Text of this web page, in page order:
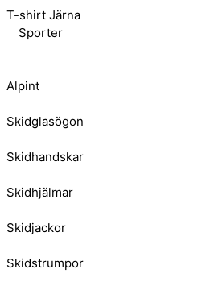
T-shirt Järna
Sporter
Alpint
Skidglasögon
Skidhandskar
Skidhjälmar
Skidjackor
Skidstrumpor